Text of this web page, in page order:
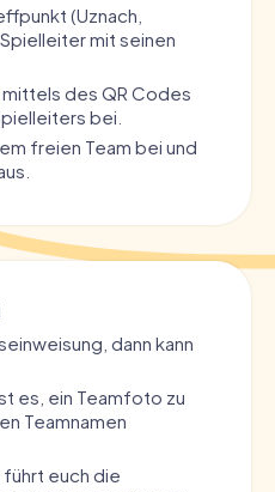
(Uznach,
mit seinen
des QR Codes
bei.
freien Team bei und
dann kann
es, ein Teamfoto zu
Teamnamen
euch die